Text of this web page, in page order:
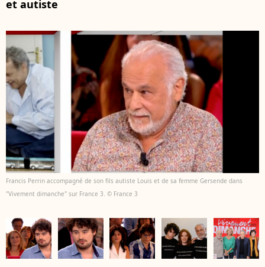
et autiste
Francis Perrin accompagné de son fils autiste Louis et de sa femme Gersende dans
"Vivement dimanche" sur France 3. © France 3